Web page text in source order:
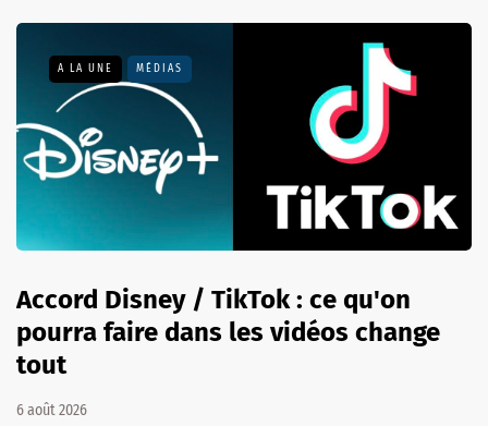
A LA UNE MÉDIAS
Accord Disney / TikTok : ce qu'on
pourra faire dans les vidéos change
tout
6 août 2026